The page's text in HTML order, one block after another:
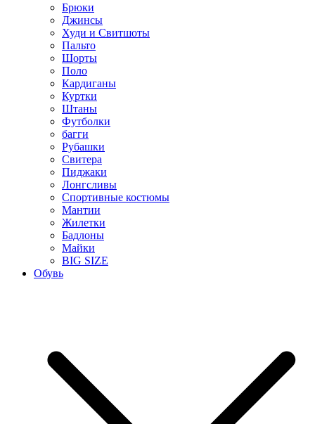
Брюки
Джинсы
Худи и Свитшоты
Пальто
Шорты
Поло
Кардиганы
Куртки
Штаны
Футболки
багги
Рубашки
Свитера
Пиджаки
Лонгсливы
Спортивные костюмы
Мантии
Жилетки
Бадлоны
Майки
BIG SIZE
Обувь